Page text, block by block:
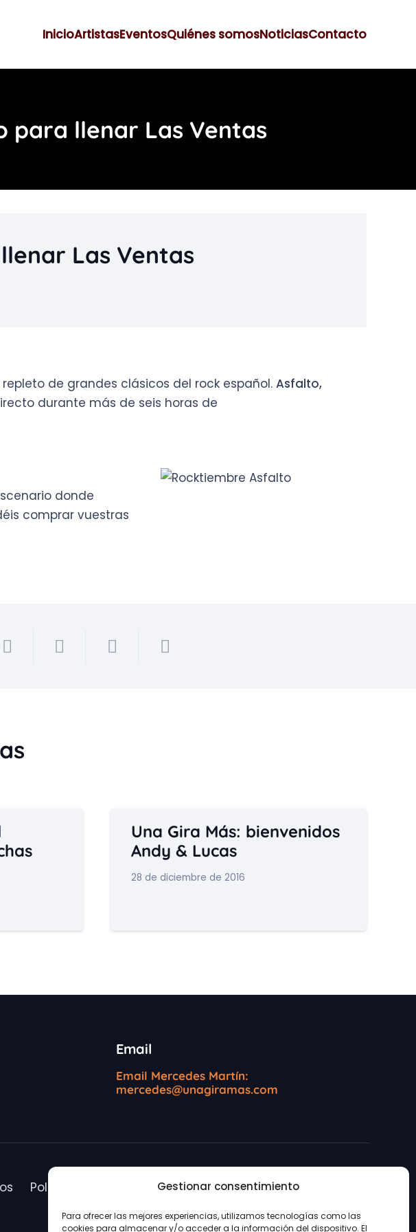
Gestionar consentimiento
Para ofrecer las mejores experiencias, utilizamos tecnologías como las
cookies para almacenar y/o acceder a la información del dispositivo. El
InicioArtistasEventosQuiénes somosNoticiasContacto
para llenar Las Ventas
Las Ventas
de grandes clásicos del rock español. Asfalto,
durante más de seis horas de
donde
comprar vuestras
Una Gira Más: bienvenidos
Andy & Lucas
28 de diciembre de 2016
Email
Email Mercedes Martín:
mercedes@unagiramas.com
Política de cookies